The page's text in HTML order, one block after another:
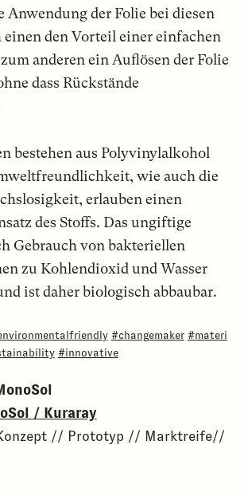
Anwendung der Folie bei diesen
einen den Vorteil einer einfachen
anderen ein Auflösen der Folie
dass Rückstände
bestehen aus Polyvinylalkohol
wie auch die
erlauben einen
des Stoffs. Das ungiftige
Gebrauch von bakteriellen
zu Kohlendioxid und Wasser
ist daher biologisch abbaubar.
#changemaker #materi
#innovative
/ Kuraray
// Prototyp // Marktreife//